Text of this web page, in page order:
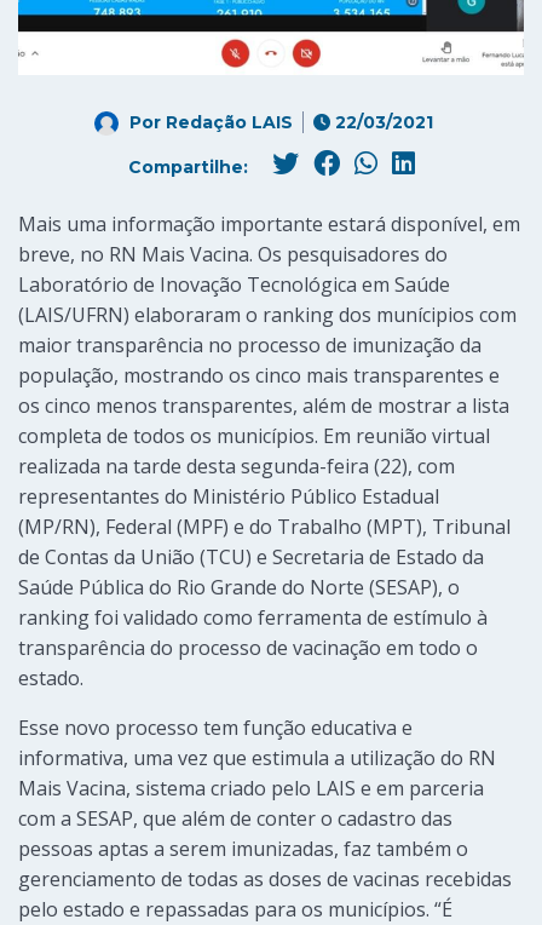
Por Redação LAIS 22/03/2021
Compartilhe:
Mais uma informação importante estará disponível, em
breve, no RN Mais Vacina. Os pesquisadores do
Laboratório de Inovação Tecnológica em Saúde
(LAIS/UFRN) elaboraram o ranking dos munícipios com
maior transparência no processo de imunização da
população, mostrando os cinco mais transparentes e
os cinco menos transparentes, além de mostrar a lista
completa de todos os municípios. Em reunião virtual
realizada na tarde desta segunda-feira (22), com
representantes do Ministério Público Estadual
(MP/RN), Federal (MPF) e do Trabalho (MPT), Tribunal
de Contas da União (TCU) e Secretaria de Estado da
Saúde Pública do Rio Grande do Norte (SESAP), o
ranking foi validado como ferramenta de estímulo à
transparência do processo de vacinação em todo o
estado.
Esse novo processo tem função educativa e
informativa, uma vez que estimula a utilização do RN
Mais Vacina, sistema criado pelo LAIS e em parceria
com a SESAP, que além de conter o cadastro das
pessoas aptas a serem imunizadas, faz também o
gerenciamento de todas as doses de vacinas recebidas
pelo estado e repassadas para os municípios. “É